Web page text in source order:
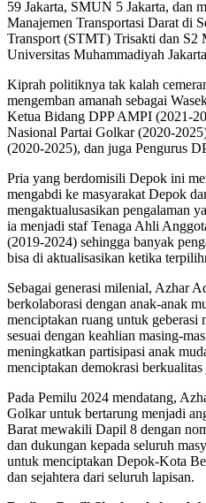
59 Jakarta, SMUN 5 Jakarta, dan
Manajemen Transportasi Darat di
Transport (STMT) Trisakti dan S2
Universitas Muhammadiyah
Kiprah politiknya tak kalah
mengemban amanah sebagai
Ketua Bidang DPP AMPI (2021-
Nasional Partai Golkar (2020-
(2020-2025), dan juga Pengurus
Pria yang berdomisili Depok ini
mengabdi ke masyarakat Depok
mengaktualusasikan pengalaman
ia menjadi staf Tenaga Ahli
(2019-2024) sehingga banyak
bisa di aktualisasikan ketika
Sebagai generasi milenial, Azhar
berkolaborasi dengan anak-anak
menciptakan ruang untuk geberasi
sesuai dengan keahlian masing-
meningkatkan partisipasi anak
menciptakan demokrasi
Pada Pemilu 2024 mendatang,
Golkar untuk bertarung menjadi
Barat mewakili Dapil 8 dengan
dan dukungan kepada seluruh
untuk menciptakan Depok-Kota
dan sejahtera dari seluruh lapisan.